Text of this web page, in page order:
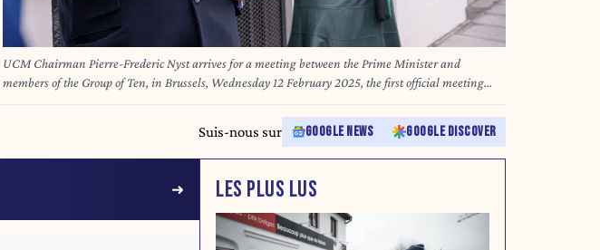
UCM Chairman Pierre-Frederic Nyst arrives for a meeting between the Prime Minister and
members of the Group of Ten, in Brussels, Wednesday 12 February 2025, the first official meeting
between the members of the Group of Ten and the new government. The Group of Ten is Belgium's
main social consultation body, bringing together trade unions and employers. The meeting takes
place on the eve of a major national demonstration organized by the unions to denounce the
intentions of the new government. BELGA PHOTO JONAS ROOSENS
Suis-nous sur GOOGLE NEWS GOOGLE DISCOVER
LES PLUS LUS